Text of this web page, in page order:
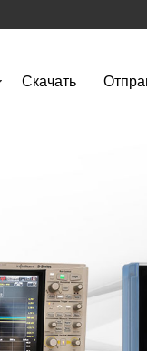
Скачать